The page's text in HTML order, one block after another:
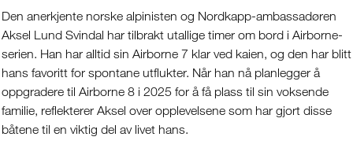
Den anerkjente norske alpinisten og Nordkapp-ambassadøren
Aksel Lund Svindal har tilbrakt utallige timer om bord i Airborne-
serien. Han har alltid sin Airborne 7 klar ved kaien, og den har blitt
hans favoritt for spontane utflukter. Når han nå planlegger å
oppgradere til Airborne 8 i 2025 for å få plass til sin voksende
familie, reflekterer Aksel over opplevelsene som har gjort disse
båtene til en viktig del av livet hans.